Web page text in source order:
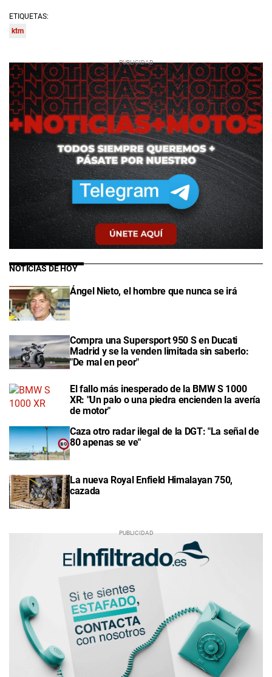
ETIQUETAS:
ktm
NOTICIAS DE HOY
Ángel Nieto, el hombre que nunca se irá
Compra una Supersport 950 S en Ducati
Madrid y se la venden limitada sin saberlo:
"De mal en peor"
El fallo más inesperado de la BMW S 1000
XR: "Un palo o una piedra encienden la avería
de motor"
Caza otro radar ilegal de la DGT: "La señal de
80 apenas se ve"
La nueva Royal Enfield Himalayan 750,
cazada